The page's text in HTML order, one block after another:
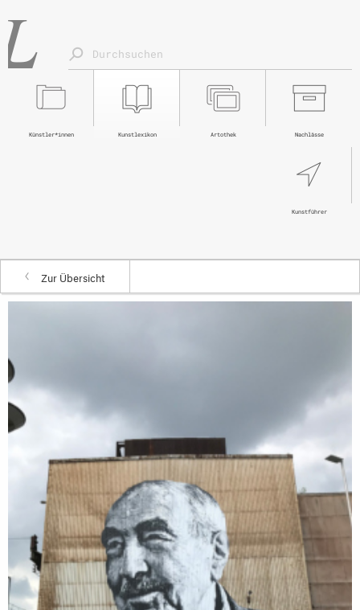
Nachlässe
Artothek
Kunstlexikon
Künstler*innen
Kunstführer
Zur Übersicht